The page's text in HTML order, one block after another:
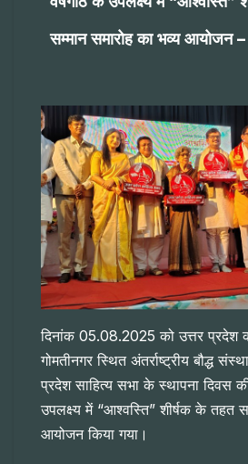
सम्मान समारोह का भव्य आयोजन –
दिनांक 05.08.2025 को उत्तर
गोमतीनगर स्थित अंतर्राष्ट्रीय बौद्ध
प्रदेश साहित्य सभा के स्थापना दिवस
उपलक्ष्य में “आश्वस्ति” शीर्षक के तहत
आयोजन किया गया।